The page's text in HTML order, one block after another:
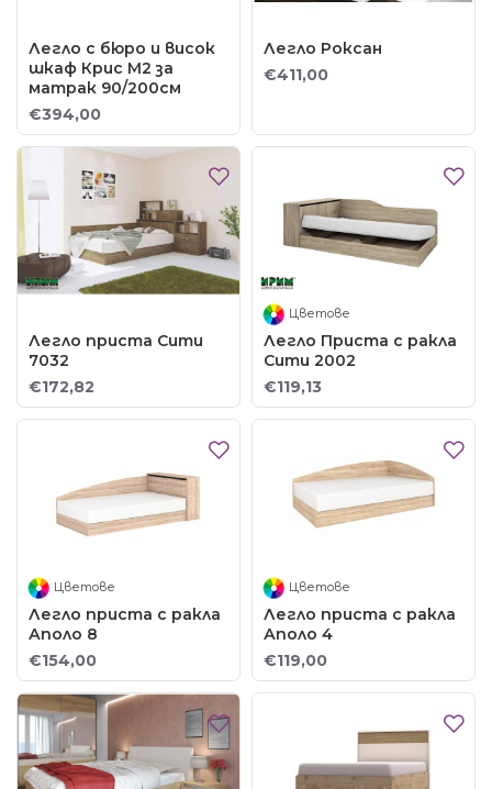
Легло с бюро и висок
шкаф Крис М2 за
матрак 90/200см
€394,00
Легло Роксан
€411,00
Легло приста Сити
7032
€172,82
Цветове
Легло Приста с ракла
Сити 2002
€119,13
Цветове
Легло приста с ракла
Аполо 8
€154,00
Цветове
Легло приста с ракла
Аполо 4
€119,00